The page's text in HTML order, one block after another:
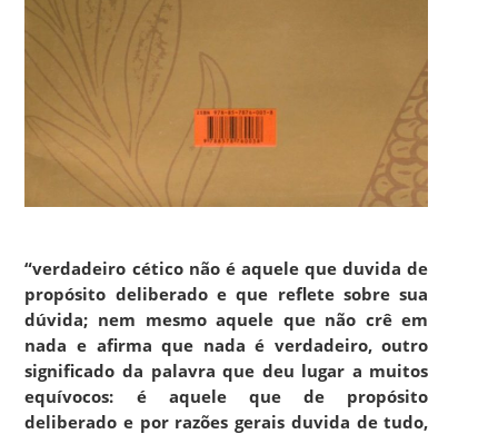
“verdadeiro cético não é aquele que duvida de
propósito deliberado e que reflete sobre sua
dúvida; nem mesmo aquele que não crê em
nada e afirma que nada é verdadeiro, outro
significado da palavra que deu lugar a muitos
equívocos: é aquele que de propósito
deliberado e por razões gerais duvida de tudo,